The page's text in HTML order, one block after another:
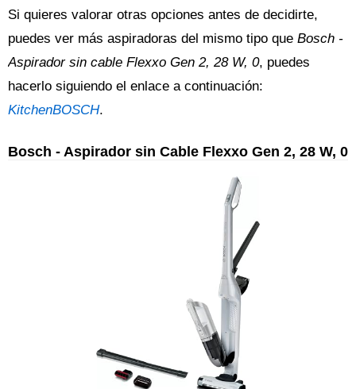
Si quieres valorar otras opciones antes de decidirte,
puedes ver más aspiradoras del mismo tipo que Bosch -
Aspirador sin cable Flexxo Gen 2, 28 W, 0, puedes
hacerlo siguiendo el enlace a continuación:
KitchenBOSCH.
Bosch - Aspirador sin Cable Flexxo Gen 2, 28 W, 0